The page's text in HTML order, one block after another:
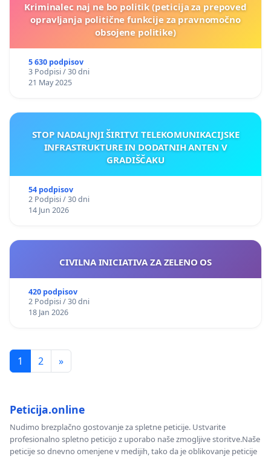
Kriminalec naj ne bo politik (peticija za prepoved
opravljanja politične funkcije za pravnomočno
obsojene politike)
5 630 podpisov
3 Podpisi / 30 dni
21 May 2025
STOP NADALJNJI ŠIRITVI TELEKOMUNIKACIJSKE
INFRASTRUKTURE IN DODATNIH ANTEN V
GRADIŠČAKU
54 podpisov
2 Podpisi / 30 dni
14 Jun 2026
CIVILNA INICIATIVA ZA ZELENO OS
420 podpisov
2 Podpisi / 30 dni
18 Jan 2026
1 2 »
Peticija.online
Nudimo brezplačno gostovanje za spletne peticije. Ustvarite
profesionalno spletno peticijo z uporabo naše zmogljive storitve.Naše
peticije so dnevno omenjene v medijih, tako da je oblikovanje peticije